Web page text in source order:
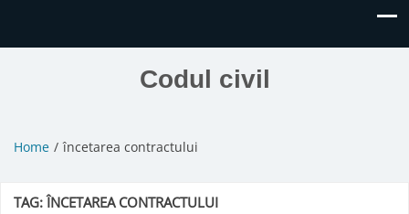
Codul civil
Home încetarea contractului
TAG:ÎNCETAREA CONTRACTULUI